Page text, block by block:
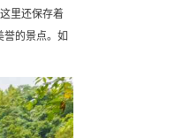
里还保存着
誉的景点。如